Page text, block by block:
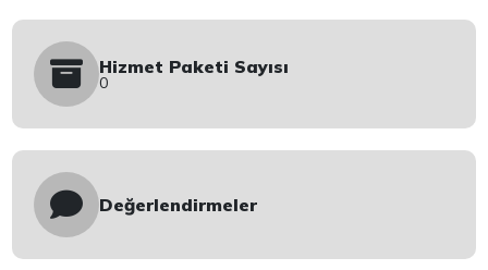
Hizmet Paketi Sayısı
0
Değerlendirmeler